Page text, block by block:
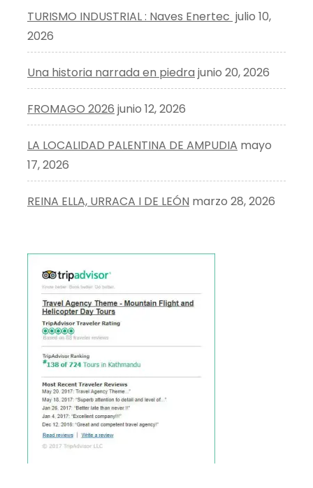
TURISMO INDUSTRIAL : Naves Enertec julio 10,
2026
Una historia narrada en piedra junio 20, 2026
FROMAGO 2026 junio 12, 2026
LA LOCALIDAD PALENTINA DE AMPUDIA mayo
17, 2026
REINA ELLA, URRACA I DE LEÓN marzo 28, 2026